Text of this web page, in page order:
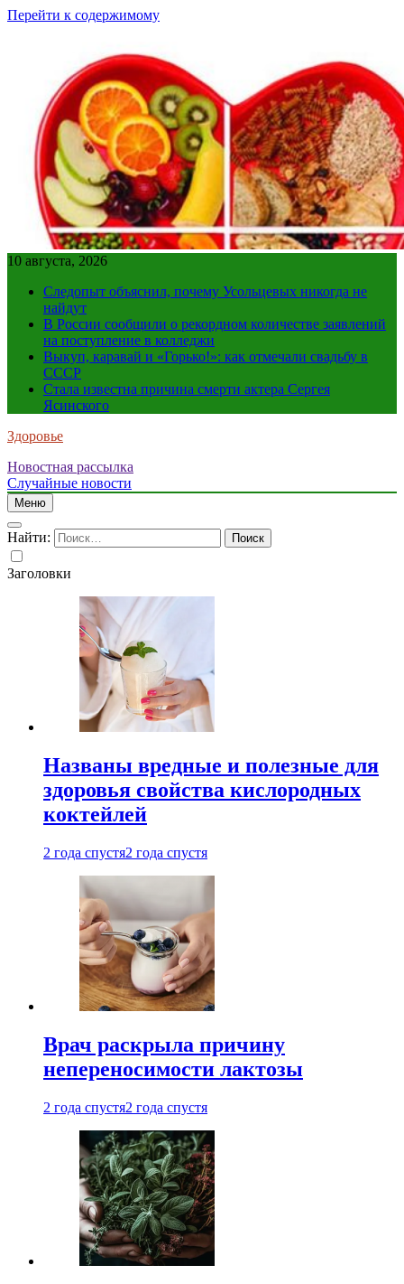
Перейти к содержимому
10 августа, 2026
Следопыт объяснил, почему Усольцевых никогда не
найдут
В России сообщили о рекордном количестве заявлений
на поступление в колледжи
Выкуп, каравай и «Горько!»: как отмечали свадьбу в
СССР
Стала известна причина смерти актера Сергея
Ясинского
Здоровье
Новостная рассылка
Случайные новости
Меню
Найти:
Заголовки
Названы вредные и полезные для
здоровья свойства кислородных
коктейлей
2 года спустя2 года спустя
Врач раскрыла причину
непереносимости лактозы
2 года спустя2 года спустя